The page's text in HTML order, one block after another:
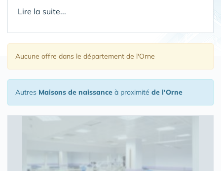
Lire la suite...
Aucune offre dans le département de l'Orne
Autres Maisons de naissance à proximité de l'Orne